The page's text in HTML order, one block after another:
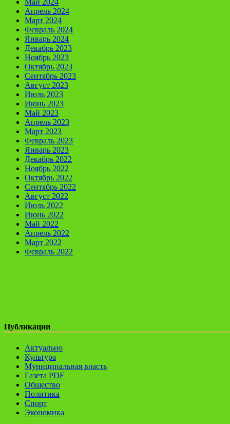
Май 2024
Апрель 2024
Март 2024
Февраль 2024
Январь 2024
Декабрь 2023
Ноябрь 2023
Октябрь 2023
Сентябрь 2023
Август 2023
Июль 2023
Июнь 2023
Май 2023
Апрель 2023
Март 2023
Февраль 2023
Январь 2023
Декабрь 2022
Ноябрь 2022
Октябрь 2022
Сентябрь 2022
Август 2022
Июль 2022
Июнь 2022
Май 2022
Апрель 2022
Март 2022
Февраль 2022
Публикации
Актуально
Культура
Муниципальная власть
Газета PDF
Общество
Политика
Спорт
Экономика